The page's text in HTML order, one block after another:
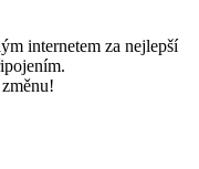
internetem za nejlepší